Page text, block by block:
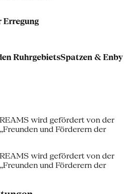
Erregung
RuhrgebietsSpatzen & Enby
wird gefördert von der
und Förderern der
wird gefördert von der
und Förderern der